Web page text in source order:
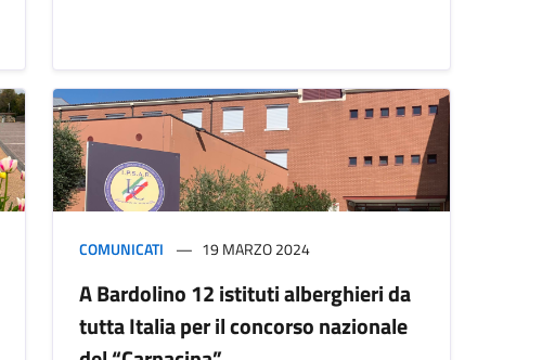
COMUNICATI 19 MARZO 2024
A Bardolino 12 istituti alberghieri da
tutta Italia per il concorso nazionale